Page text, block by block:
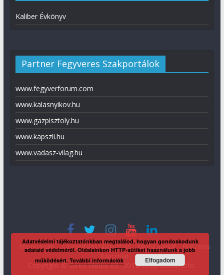
Kaliber Évkönyv
Partner Fegyveres Szakportálok
www.fegyverforum.com
www.kalasnyikov.hu
www.gazpisztoly.hu
www.kapszli.hu
www.vadasz-vilag.hu
Impresszum Adatvédelmi tájékoztató Média ajánlat
Előfizetés
Copyright © Direx Média Kft. 2012-2026KaliberInfo
Adatvédelmi tájékoztatónkban megtalálod, hogyan gondoskodunk
adataid védelméről. Oldalainkon HTTP-sütiket használunk a jobb
működésért.További információk Elfogadom